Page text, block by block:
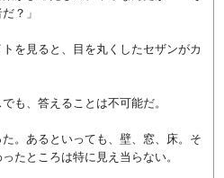
？」
を見ると、目を丸くしたセザンがカ
も、答えることは不可能だ。
。あるといっても、壁、窓、床。そ
たところは特に見え当らない。